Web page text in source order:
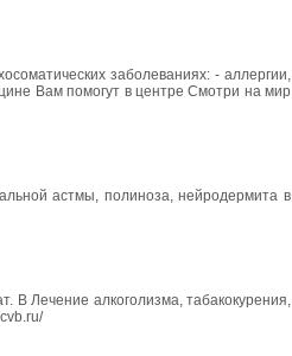
заболеваниях: - аллергии,
Вам помогут в центре Смотри на мир
астмы, полиноза, нейродермита в
В Лечение алкоголизма, табакокурения,